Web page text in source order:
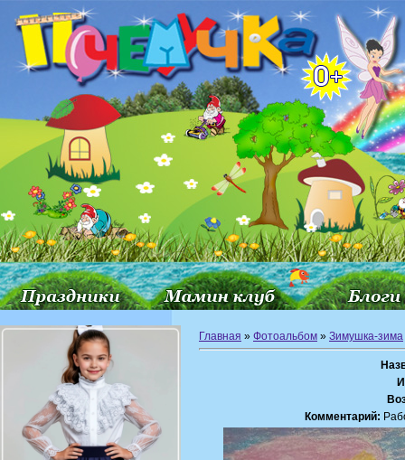
Главная » Фотоальбом » Зимушка-зима
Комментарий: